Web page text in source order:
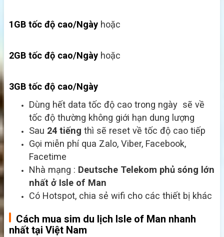
1GB tốc độ cao/Ngày hoặc
2GB tốc độ cao/Ngày hoặc
3GB tốc độ cao/Ngày
Dùng hết data tốc độ cao trong ngày sẽ về
tốc độ thường không giới hạn dung lượng
Sau 24 tiếng thì sẽ reset về tốc độ cao tiếp
Gọi miễn phí qua Zalo, Viber, Facebook,
Facetime
Nhà mạng : Deutsche Telekom phủ sóng lớn
nhất ở Isle of Man
Có Hotspot, chia sẻ wifi cho các thiết bị khác
Cách mua sim du lịch Isle of Man nhanh
nhất tại Việt Nam